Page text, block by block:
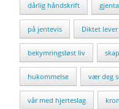
dårlig håndskrift
på jentevis Diktet
bekymringsløst liv
hukommelse vær deg
vår med hjerteslag